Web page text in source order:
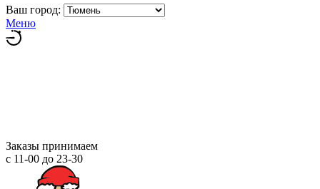
Ваш город:
Меню
Заказы принимаем
с 11-00 до 23-30